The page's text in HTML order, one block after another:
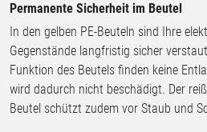
Permanente Sicherheit im Beutel
In den gelben PE-Beuteln sind Ihre
Gegenstände langfristig sicher
Funktion des Beutels finden keine
wird dadurch nicht beschädigt. Der
Beutel schützt zudem vor Staub und